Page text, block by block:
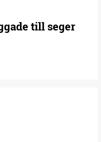
till seger